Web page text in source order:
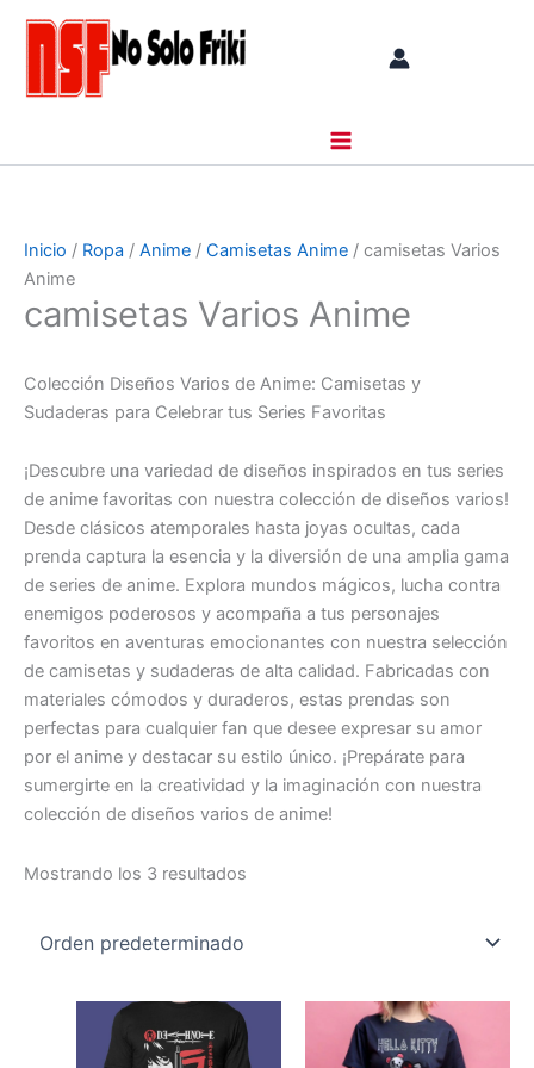
contenido
Inicio / Ropa / Anime / Camisetas Anime / camisetas Varios
Anime
camisetas Varios Anime
Colección Diseños Varios de Anime: Camisetas y
Sudaderas para Celebrar tus Series Favoritas
¡Descubre una variedad de diseños inspirados en tus series
de anime favoritas con nuestra colección de diseños varios!
Desde clásicos atemporales hasta joyas ocultas, cada
prenda captura la esencia y la diversión de una amplia gama
de series de anime. Explora mundos mágicos, lucha contra
enemigos poderosos y acompaña a tus personajes
favoritos en aventuras emocionantes con nuestra selección
de camisetas y sudaderas de alta calidad. Fabricadas con
materiales cómodos y duraderos, estas prendas son
perfectas para cualquier fan que desee expresar su amor
por el anime y destacar su estilo único. ¡Prepárate para
sumergirte en la creatividad y la imaginación con nuestra
colección de diseños varios de anime!
Mostrando los 3 resultados
producto
Este
producto